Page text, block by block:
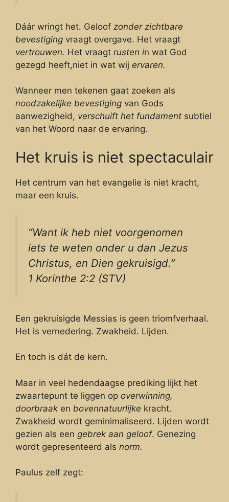
Dáár wringt het. Geloof zonder zichtbare
bevestiging vraagt overgave. Het vraagt
vertrouwen. Het vraagt rusten in wat God
gezegd heeft,niet in wat wij ervaren.
Wanneer men tekenen gaat zoeken als
noodzakelijke bevestiging van Gods
aanwezigheid, verschuift het fundament subtiel
van het Woord naar de ervaring.
Het kruis is niet spectaculair
Het centrum van het evangelie is niet kracht,
maar een kruis.
“Want ik heb niet voorgenomen
iets te weten onder u dan Jezus
Christus, en Dien gekruisigd.”
1 Korinthe 2:2 (STV)
Een gekruisigde Messias is geen triomfverhaal.
Het is vernedering. Zwakheid. Lijden.
En toch is dát de kern.
Maar in veel hedendaagse prediking lijkt het
zwaartepunt te liggen op overwinning,
doorbraak en bovennatuurlijke kracht.
Zwakheid wordt geminimaliseerd. Lijden wordt
gezien als een gebrek aan geloof. Genezing
wordt gepresenteerd als norm.
Paulus zelf zegt: